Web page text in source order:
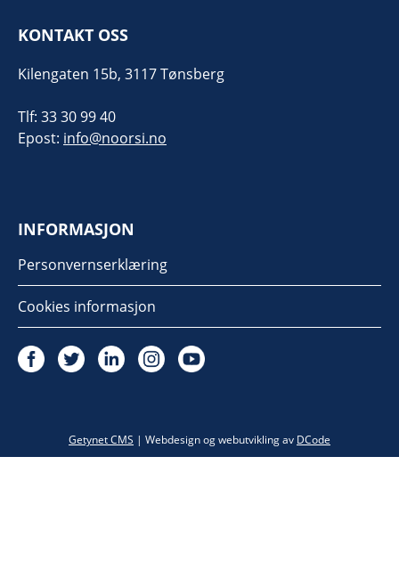
KONTAKT OSS
Kilengaten 15b, 3117 Tønsberg
Tlf: 33 30 99 40
Epost: info@noorsi.no
INFORMASJON
Personvernserklæring
Cookies informasjon
Getynet CMS | Webdesign og webutvikling av DCode